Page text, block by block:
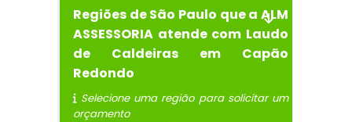
Regiões de São Paulo que a ALM
ASSESSORIA atende com Laudo
de Caldeiras em Capão
Redondo
Selecione uma região para solicitar um
orçamento